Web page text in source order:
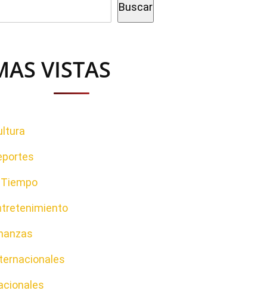
Buscar
VISTAS
Tiempo